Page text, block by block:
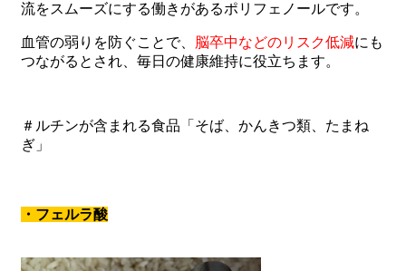
流をスムーズにする働きがあるポリフェノールです。
血管の弱りを防ぐことで、 脳卒中などのリスク低減にも
つながるとされ、毎日の健康維持に役立ちます。
＃ルチンが含まれる食品「そば、かんきつ類、たまね
ぎ」
・フェルラ酸